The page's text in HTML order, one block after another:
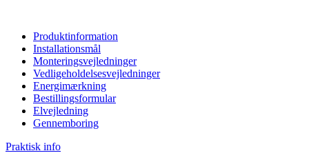
Produktinformation
Installationsmål
Monteringsvejledninger
Vedligeholdelsesvejledninger
Energimærkning
Bestillingsformular
Elvejledning
Gennemboring
Praktisk info